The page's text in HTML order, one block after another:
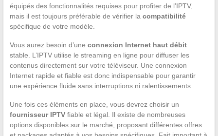
équipés des fonctionnalités requises pour profiter de l’IPTV,
mais il est toujours préférable de vérifier la compatibilité
spécifique de votre modèle.
Vous aurez besoin d’une connexion Internet haut débit
stable. L’IPTV utilise le streaming en ligne pour diffuser les
contenus directement sur votre téléviseur. Une connexion
Internet rapide et fiable est donc indispensable pour garantir
une expérience fluide sans interruptions ni ralentissements.
Une fois ces éléments en place, vous devrez choisir un
fournisseur IPTVfiable et légal. Il existe de nombreuses
options disponibles sur le marché, proposant différentes offres